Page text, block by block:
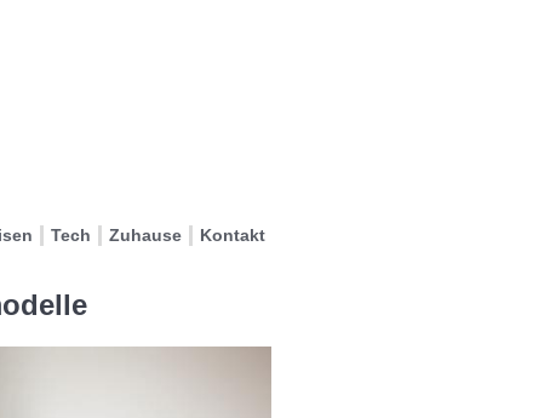
Tech Zuhause Kontakt